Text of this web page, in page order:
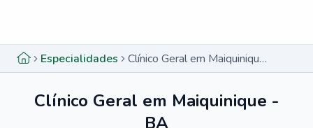
Especialidades Clínico Geral em Maiquinique - BA
Clínico Geral em Maiquinique -
BA